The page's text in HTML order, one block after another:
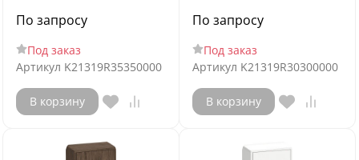
По запросу
Под заказ
Артикул K21319R35350000
В корзину
По запросу
Под заказ
Артикул K21319R30300000
В корзину